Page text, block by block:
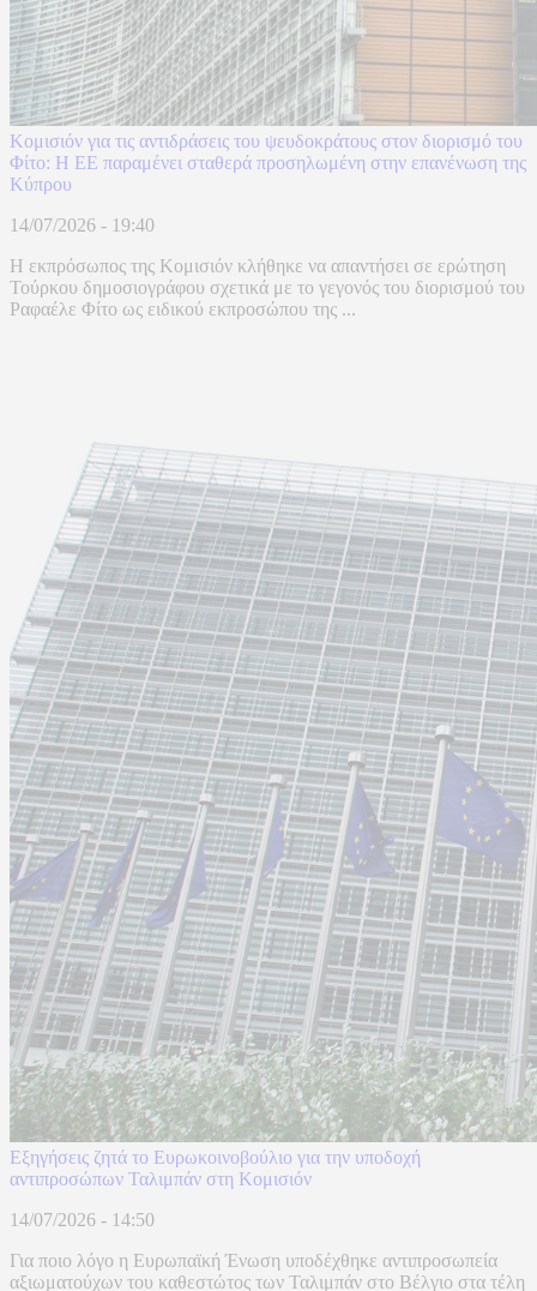
Κομισιόν για τις αντιδράσεις του ψευδοκράτους στον διορισμό του
Φίτο: Η ΕΕ παραμένει σταθερά προσηλωμένη στην επανένωση της
Κύπρου
14/07/2026 - 19:40
Η εκπρόσωπος της Κομισιόν κλήθηκε να απαντήσει σε ερώτηση
Τούρκου δημοσιογράφου σχετικά με το γεγονός του διορισμού του
Ραφαέλε Φίτο ως ειδικού εκπροσώπου της ...
Εξηγήσεις ζητά το Ευρωκοινοβούλιο για την υποδοχή
αντιπροσώπων Ταλιμπάν στη Κομισιόν
14/07/2026 - 14:50
Για ποιο λόγο η Ευρωπαϊκή Ένωση υποδέχθηκε αντιπροσωπεία
αξιωματούχων του καθεστώτος των Ταλιμπάν στο Βέλγιο στα τέλη